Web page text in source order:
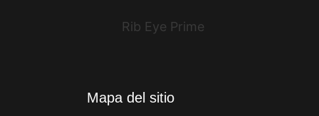
Rib Eye Prime
Mapa del sitio